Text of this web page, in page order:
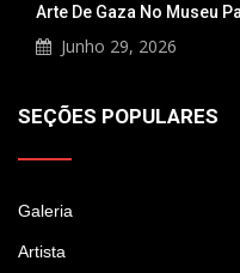
Arte De Gaza No Museu
Junho 29, 2026
SEÇÕES POPULARES
Galeria
Artista